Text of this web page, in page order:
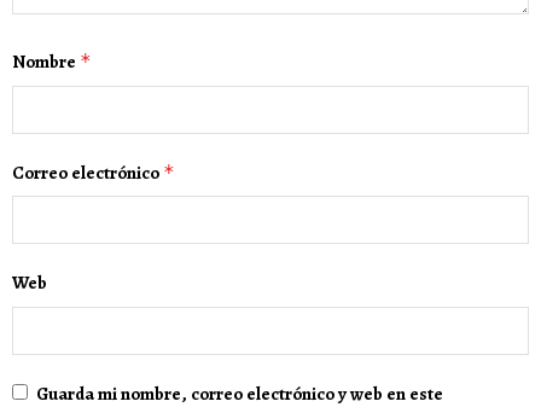
Nombre *
Correo electrónico *
Web
Guarda mi nombre, correo electrónico y web en este